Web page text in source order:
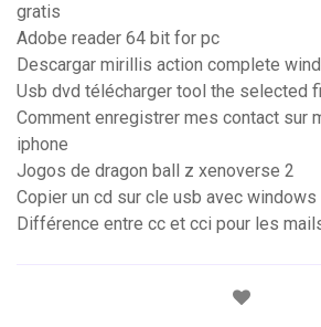
gratis
Adobe reader 64 bit for pc
Descargar mirillis action complete
Usb dvd télécharger tool the selected
Comment enregistrer mes contact sur
iphone
Jogos de dragon ball z xenoverse 2
Copier un cd sur cle usb avec windows
Différence entre cc et cci pour les